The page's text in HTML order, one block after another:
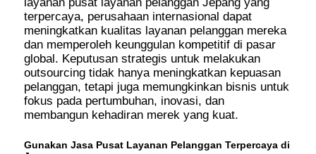
terpercaya, perusahaan internasional dapat
meningkatkan kualitas layanan pelanggan mereka
dan memperoleh keunggulan kompetitif di pasar
global. Keputusan strategis untuk melakukan
outsourcing tidak hanya meningkatkan kepuasan
pelanggan, tetapi juga memungkinkan bisnis untuk
fokus pada pertumbuhan, inovasi, dan
membangun kehadiran merek yang kuat.
Gunakan Jasa Pusat Layanan Pelanggan Terpercaya di